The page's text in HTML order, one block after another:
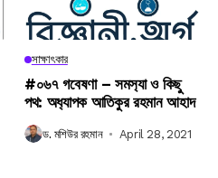
সাক্ষাৎকার
#০৬৭ গবেষণা – সমস‍্যা ও কিছু
পথ: অধ‍্যাপক আতিকুর রহমান আহাদ
ড. মশিউর রহমান April 28, 2021